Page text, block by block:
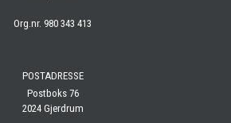
Org.nr. 980 343 413
POSTADRESSE
Postboks 76
2024 Gjerdrum